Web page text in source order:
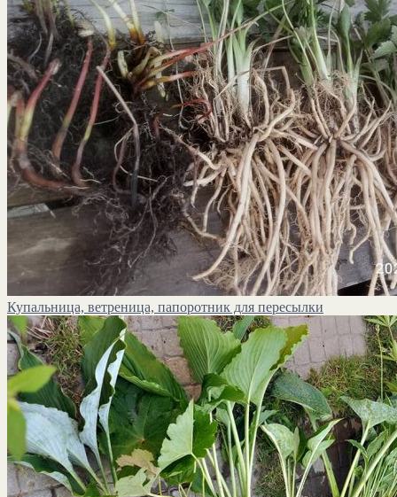
Купальница, ветреница, папоротник для пересылки